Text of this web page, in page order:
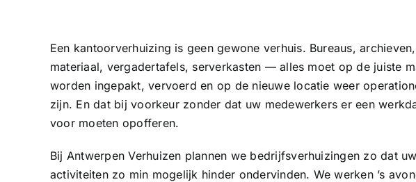
Een kantoorverhuizing is geen gewone verhuis. Bureaus,
materiaal, vergadertafels, serverkasten — alles moet op de juiste
worden ingepakt, vervoerd en op de nieuwe locatie weer
zijn. En dat bij voorkeur zonder dat uw medewerkers er een
voor moeten opofferen.
Bij Antwerpen Verhuizen plannen we bedrijfsverhuizingen zo dat uw
activiteiten zo min mogelijk hinder ondervinden. We werken ’s